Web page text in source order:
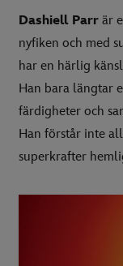
Dashiell Parr är
nyfiken och med
har en härlig
Han bara längtar
färdigheter och
Han förstår inte
superkrafter